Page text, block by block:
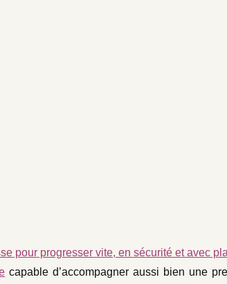
pour progresser vite, en sécurité et avec
capable d’accompagner aussi bien une